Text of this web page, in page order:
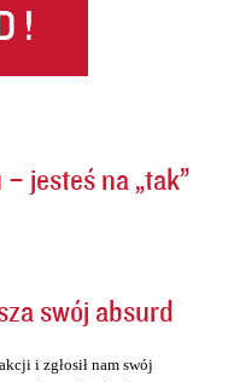
jesteś na „tak”
swój absurd
i zgłosił nam swój